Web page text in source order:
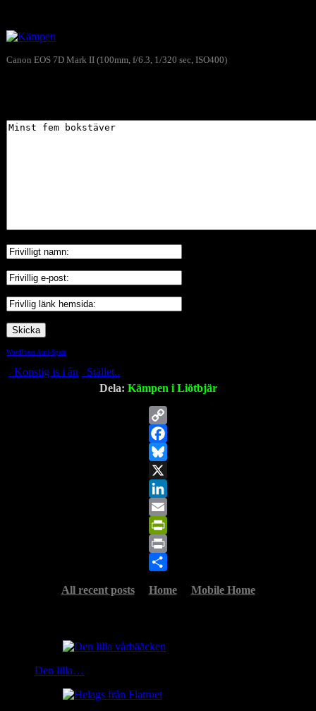
Canon EOS 7D Mark II (100mm, f/6.3, 1/320 sec, ISO400)
WordPress Anti-Spam
Konstig is i ån
Stället..
Dela: Kämpen i Liötbjär
Copy
Link
Facebook
Bluesky
X
LinkedIn
Email
PrintFriendly
Print
All recent posts
Home Mobile Home
Den lilla…